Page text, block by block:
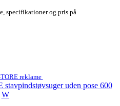
specifikationer og pris på
reklame